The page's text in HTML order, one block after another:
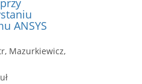
ANSYS
Mazurkiewicz,